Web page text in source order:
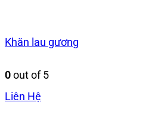
Khăn lau gương
0out of 5
Liên Hệ